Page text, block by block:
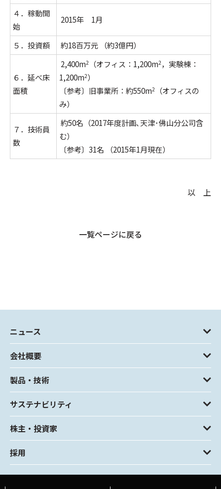
４．稼動開
始
2015年 1月
５．投資額 約18百万元 （約3億円）
６．延べ床
面積
2,400m2 （オフィス：1,200m2，実験棟：
1,200m2）
〔参考〕旧事業所：約550m2
（オフィスの
み）
７．技術員
数
約50名（2017年度計画､天津･佛山分公司含
む）
〔参考〕31名 （2015年1月現在）
以 上
一覧ページに戻る
ニュース
会社概要
製品・技術
サステナビリティ
株主・投資家
採用